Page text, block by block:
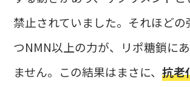
禁止されていました。それほど
つNMN以上の力が、リポ糖鎖に
ません。この結果はまさに、抗老